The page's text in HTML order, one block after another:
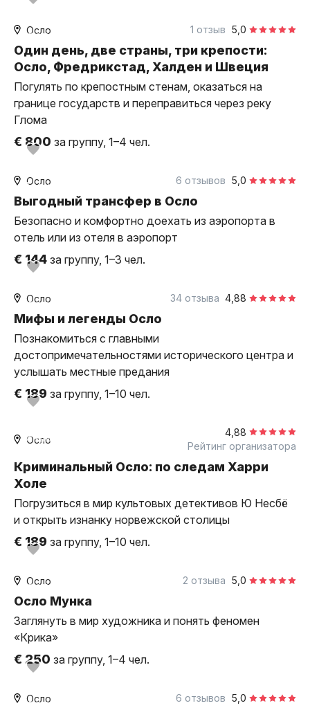
индивидуальная
Осло 5,0
1 отзыв
Один день, две страны, три крепости:
Осло, Фредрикстад, Халден и Швеция
Погулять по крепостным стенам, оказаться на
границе государств и переправиться через реку
Глома
€ 800 за группу, 1–4 чел.
трансфер
Осло 5,0
6 отзывов
Выгодный трансфер в Осло
Безопасно и комфортно доехать из аэропорта в
отель или из отеля в аэропорт
€ 144 за группу, 1–3 чел.
индивидуальная
Осло 4,88
34 отзыва
Мифы и легенды Осло
Познакомиться с главными
достопримечательностями исторического центра и
услышать местные предания
€ 189 за группу, 1–10 чел.
индивидуальная
Осло
4,88
Рейтинг организатора
Криминальный Осло: по следам Харри
Холе
Погрузиться в мир культовых детективов Ю Несбё
и открыть изнанку норвежской столицы
€ 189 за группу, 1–10 чел.
индивидуальная
Осло 5,0
2 отзыва
Осло Мунка
Заглянуть в мир художника и понять феномен
«Крика»
€ 250 за группу, 1–4 чел.
индивидуальная
Осло 5,0
6 отзывов